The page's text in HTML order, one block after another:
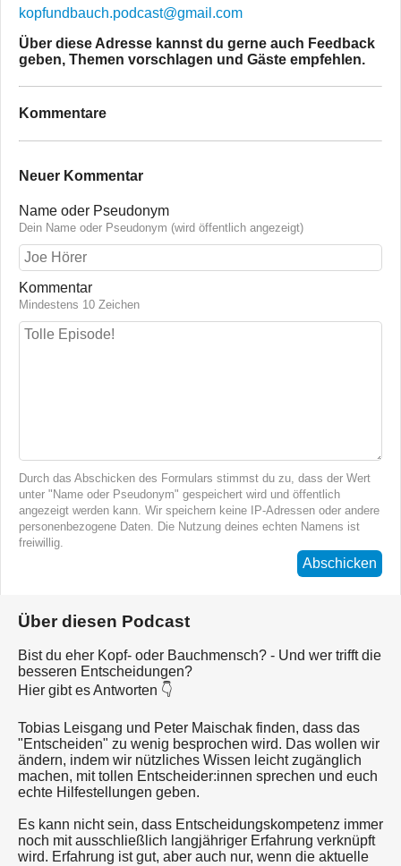
kopfundbauch.podcast@gmail.com
Über diese Adresse kannst du gerne auch Feedback
geben, Themen vorschlagen und Gäste empfehlen.
Kommentare
Neuer Kommentar
Name oder Pseudonym
Dein Name oder Pseudonym (wird öffentlich angezeigt)
Kommentar
Mindestens 10 Zeichen
Durch das Abschicken des Formulars stimmst du zu, dass der Wert
unter "Name oder Pseudonym" gespeichert wird und öffentlich
angezeigt werden kann. Wir speichern keine IP-Adressen oder andere
personenbezogene Daten. Die Nutzung deines echten Namens ist
freiwillig.
Abschicken
Über diesen Podcast
Bist du eher Kopf- oder Bauchmensch? - Und wer trifft die
besseren Entscheidungen?
Hier gibt es Antworten 👇
Tobias Leisgang und Peter Maischak finden, dass das
"Entscheiden" zu wenig besprochen wird. Das wollen wir
ändern, indem wir nützliches Wissen leicht zugänglich
machen, mit tollen Entscheider:innen sprechen und euch
echte Hilfestellungen geben.
Es kann nicht sein, dass Entscheidungskompetenz immer
noch mit ausschließlich langjähriger Erfahrung verknüpft
wird. Erfahrung ist gut, aber auch nur, wenn die aktuelle